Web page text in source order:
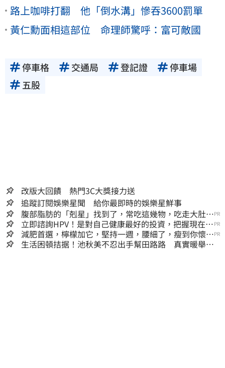
路上咖啡打翻 他「倒水溝」慘吞3600罰單
黃仁勳面相這部位 命理師驚呼：富可敵國
停車格 交通局 登記證
停車場
五股
改版大回饋 熱門3C大獎接力送
追蹤訂閱娛樂星聞 給你最即時的娛樂星鮮事
腹部脂肪的「剋星」找到了，常吃這幾物，吃走大肚
囊，瘦出小蠻腰
PR
立即諮詢HPV！是對自己健康最好的投資，把握現在不
嫌晚！
PR
減肥首選，檸檬加它，堅持一週，腰細了，瘦到你懷疑
人生
PR
生活困頓拮据！池秋美不忍出手幫田路路 真實暖舉曝